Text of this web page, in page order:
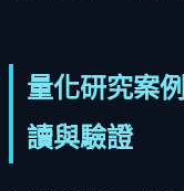
量化研究案
讀與驗證